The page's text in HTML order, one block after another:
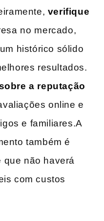
verifique
no⁣ mercado,
histórico sólido
resultados.
a reputação
online e
e familiares.A
também é
que não haverá
com custos